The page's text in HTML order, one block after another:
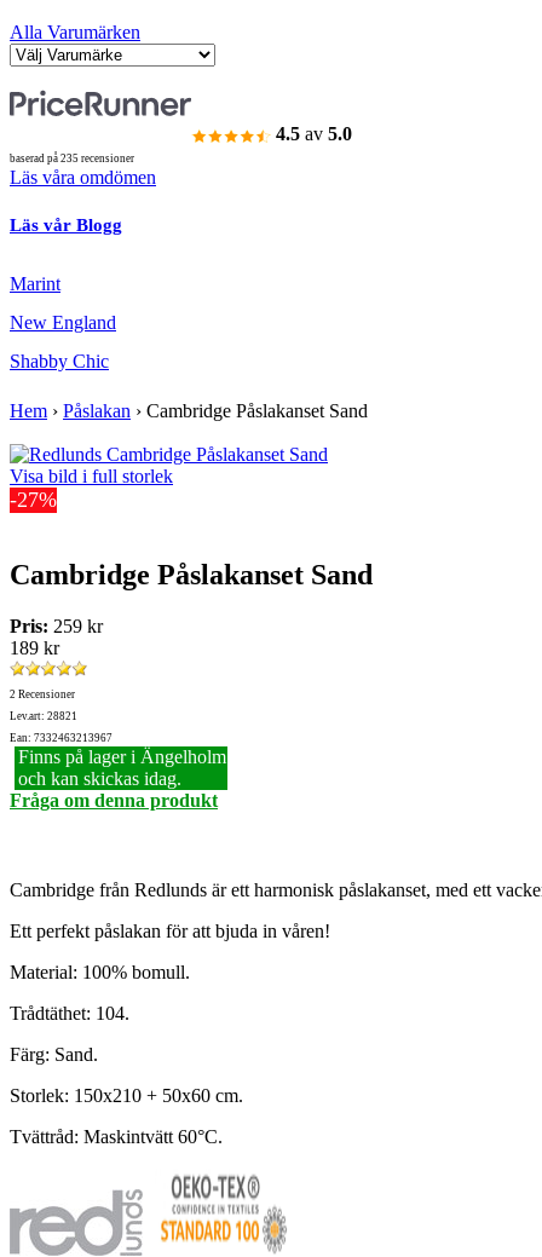
Alla Varumärken
4.5 av 5.0
baserad på 235 recensioner
Läs våra omdömen
Läs vår Blogg
Marint
New England
Shabby Chic
Hem › Påslakan › Cambridge Påslakanset Sand
Visa bild i full storlek
-27%
Cambridge Påslakanset Sand
Pris: 259 kr
189 kr
2 Recensioner
Lev.art: 28821
Ean: 7332463213967
Finns på lager i Ängelholm
och kan skickas idag.
Fråga om denna produkt
Cambridge från Redlunds är ett harmonisk påslakanset, med ett
Ett perfekt påslakan för att bjuda in våren!
Material: 100% bomull.
Trådtäthet: 104.
Färg: Sand.
Storlek: 150x210 + 50x60 cm.
Tvättråd: Maskintvätt 60°C.